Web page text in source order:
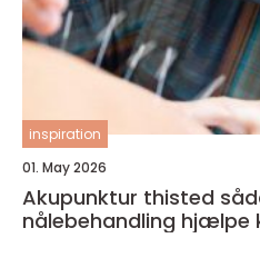
inspiration
01. May 2026
Akupunktur thisted sådan kan
nålebehandling hjælpe